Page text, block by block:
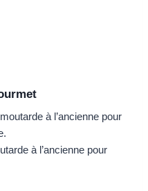
à l’ancienne pour
à l’ancienne pour